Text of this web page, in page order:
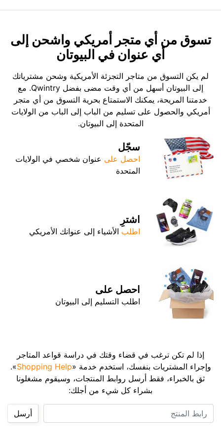
تسوق من أي متجر أمريكي واشحن إلى
أي عنوان في البيوتان
لم يكن التسوق من متاجر التجزئة الأمريكية وشحن مشترياتك
إلى البيوتان أسهل من أي وقت مضى بفضل Qwintry. مع
خدمتنا المريحة، يمكنك الاستمتاع بحرية التسوق من أي متجر
أمريكي والحصول على تسليم من الباب إلى الباب من الولايات
المتحدة إلى البيوتان.
سجّل
احصل على عنوان شخصي في الولايات
المتحدة
اشترِ
اطلب الأشياء إلى عنوانك الأمريكي
احصل على
اطلب التسليم إلى البيوتان
إذا لم تكن ترغب في قضاء وقتك في دراسة قواعد المتاجر
وإجراء المشتريات بنفسك، استخدم خدمة «Shopping Help
».
ثق بالخبراء، فقط أرسل روابط المنتجات، وسيقوم مشغلونا
بشراء كل شيء من أجلك:
أرسل